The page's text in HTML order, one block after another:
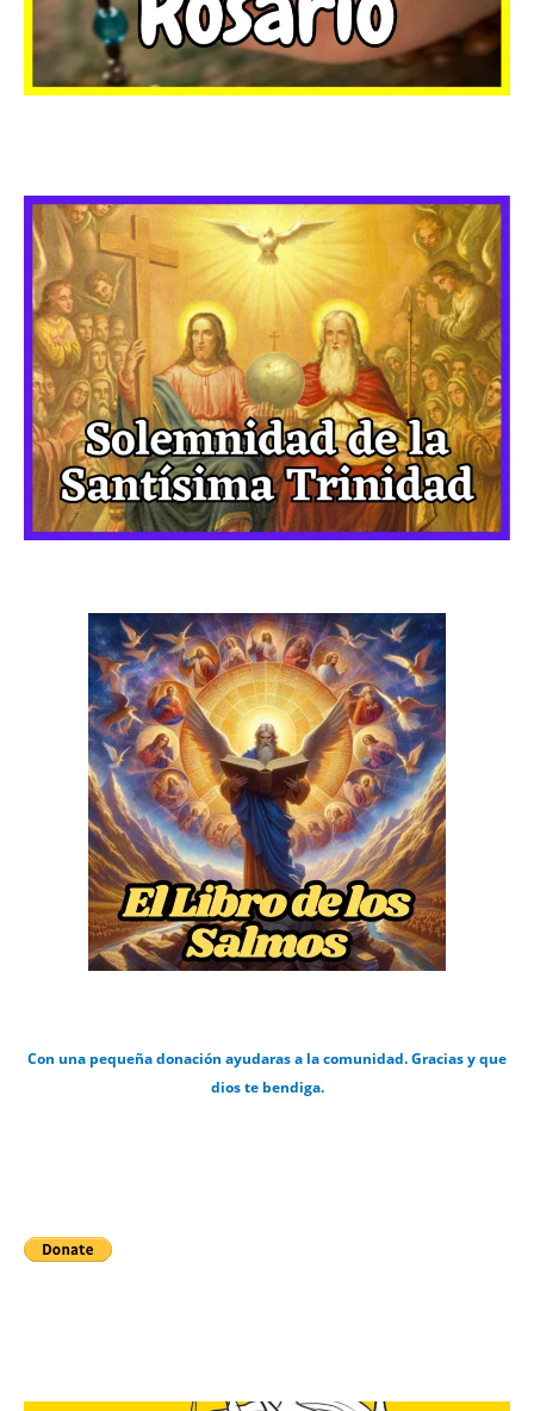
Con una pequeña donación ayudaras a la comunidad. Gracias y que
dios te bendiga.